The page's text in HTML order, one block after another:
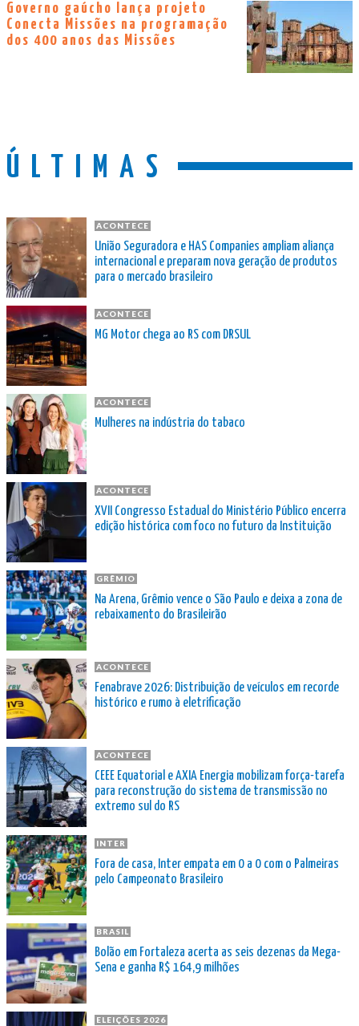
Governo gaúcho lança projeto
Conecta Missões na programação
dos 400 anos das Missões
ÚLTIMAS
ACONTECE
União Seguradora e HAS Companies ampliam aliança
internacional e preparam nova geração de produtos
para o mercado brasileiro
ACONTECE
MG Motor chega ao RS com DRSUL
ACONTECE
Mulheres na indústria do tabaco
ACONTECE
XVII Congresso Estadual do Ministério Público encerra
edição histórica com foco no futuro da Instituição
GRÊMIO
Na Arena, Grêmio vence o São Paulo e deixa a zona de
rebaixamento do Brasileirão
ACONTECE
Fenabrave 2026: Distribuição de veículos em recorde
histórico e rumo à eletrificação
ACONTECE
CEEE Equatorial e AXIA Energia mobilizam força-tarefa
para reconstrução do sistema de transmissão no
extremo sul do RS
INTER
Fora de casa, Inter empata em 0 a 0 com o Palmeiras
pelo Campeonato Brasileiro
BRASIL
Bolão em Fortaleza acerta as seis dezenas da Mega-
Sena e ganha R$ 164,9 milhões
ELEIÇÕES 2026